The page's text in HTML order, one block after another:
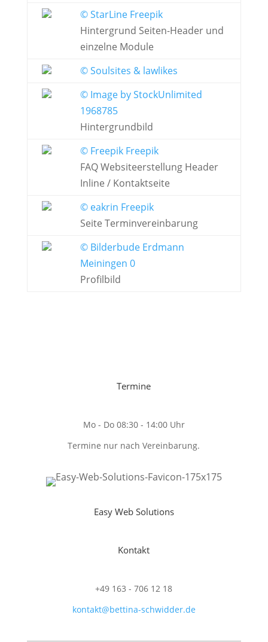
© StarLine Freepik
Hintergrund Seiten-Header und
einzelne Module
© Soulsites & lawlikes
© Image by StockUnlimited
1968785
Hintergrundbild
© Freepik Freepik
FAQ Websiteerstellung Header
Inline / Kontaktseite
© eakrin Freepik
Seite Terminvereinbarung
© Bilderbude Erdmann
Meiningen 0
Profilbild
Termine
Mo - Do 08:30 - 14:00 Uhr
Termine nur nach Vereinbarung.
Easy Web Solutions
Kontakt
+49 163 - 706 12 18
kontakt@bettina-schwidder.de